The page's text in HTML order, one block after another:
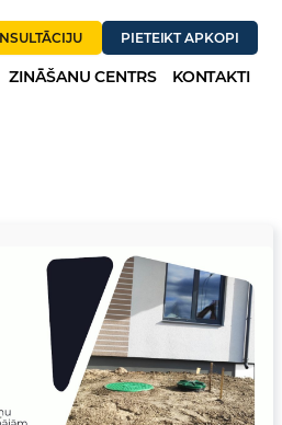
PIETEIKT APKOPI
ZINĀŠANU CENTRS KONTAKTI